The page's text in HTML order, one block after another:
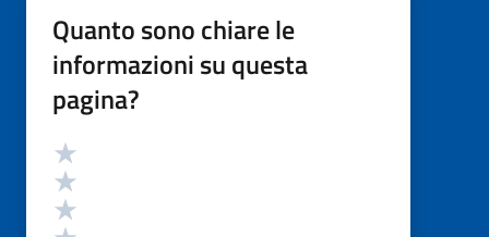
Quanto sono chiare le
informazioni su questa
pagina?
Valutazione